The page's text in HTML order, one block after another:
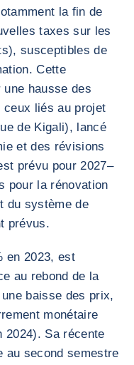
la fin de
taxes sur les
susceptibles de
Cette
hausse des
liés au projet
de Kigali), lancé
et des révisions
prévu pour 2027–
pour la rénovation
du système de
prévus.
en 2023, est
au rebond de la
baisse des prix,
monétaire
2024). Sa récente
au second semestre